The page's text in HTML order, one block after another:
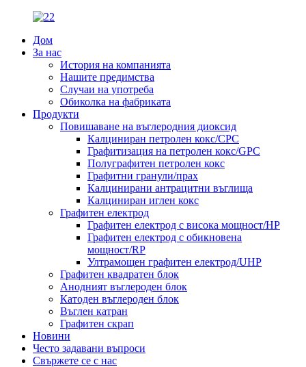
Дом
За нас
История на компанията
Нашите предимства
Случаи на употреба
Обиколка на фабриката
Продукти
Повишаване на въглеродния диоксид
Калциниран петролен кокс/CPC
Графитизация на петролен кокс/GPC
Полуграфитен петролен кокс
Графитни гранули/прах
Калцинирани антрацитни въглища
Калциниран иглен кокс
Графитен електрод
Графитен електрод с висока мощност/HP
Графитен електрод с обикновена
мощност/RP
Ултрамощен графитен електрод/UHP
Графитен квадратен блок
Анодният въглероден блок
Катоден въглероден блок
Въглен катран
Графитен скрап
Новини
Често задавани въпроси
Свържете се с нас